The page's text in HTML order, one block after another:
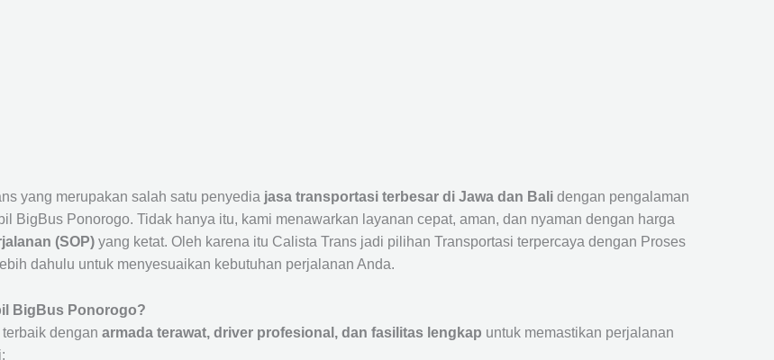
yang merupakan salah satu penyedia jasa transportasi terbesar di Jawa dan Bali dengan pengalaman
BigBus Ponorogo. Tidak hanya itu, kami menawarkan layanan cepat, aman, dan nyaman dengan harga
(SOP) yang ketat. Oleh karena itu Calista Trans jadi pilihan Transportasi terpercaya dengan Proses
dahulu untuk menyesuaikan kebutuhan perjalanan Anda.
BigBus Ponorogo?
dengan armada terawat, driver profesional, dan fasilitas lengkap untuk memastikan perjalanan